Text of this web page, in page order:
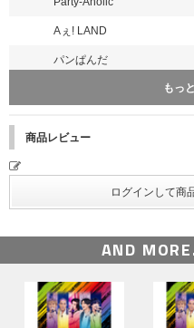
Aぇ! LAND
パンぱんだ
三十路少年
愛してるって言わNight
僕らAぇ! groupって言いま
10年後の今日の日も
ホルモン～関西に伝わりしダ
もっ
商品レビュー
AND